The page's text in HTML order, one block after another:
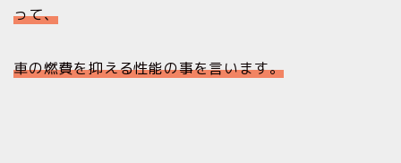
って、
車の燃費を抑える性能の事を言います。